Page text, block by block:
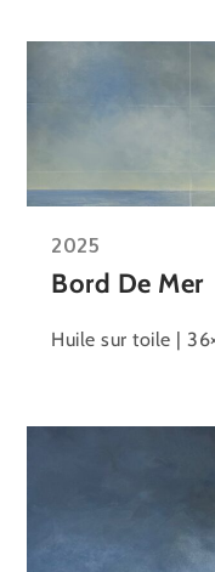
2025
Bord De Mer
Huile sur toile |